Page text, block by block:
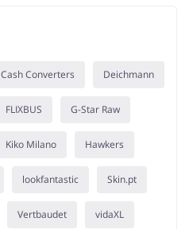
Cash Converters Deichmann
FLIXBUS G-Star Raw
Kiko Milano Hawkers
lookfantastic Skin.pt
Vertbaudet vidaXL